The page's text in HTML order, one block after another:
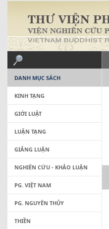
DANH MỤC SÁCH
KINH TẠNG
GIỚI LUẬT
LUẬN TẠNG
GIẢNG LUẬN
NGHIÊN CỨU - KHẢO LUẬN
PG. VIỆT NAM
PG. NGUYÊN THỦY
THIỀN